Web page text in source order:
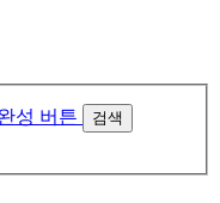
검색